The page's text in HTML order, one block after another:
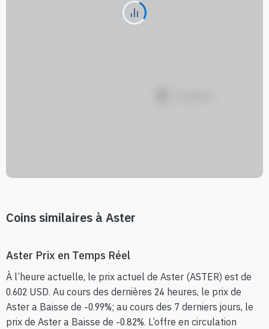
Coins similaires à Aster
Aster Prix en Temps Réel
À l’heure actuelle, le prix actuel de Aster (ASTER) est de
0.602 USD. Au cours des dernières 24 heures, le prix de
Aster a Baisse de -0.99%; au cours des 7 derniers jours, le
prix de Aster a Baisse de -0.82%. L’offre en circulation